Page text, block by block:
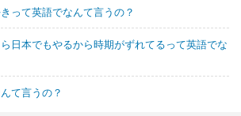
って英語でなんて言うの？
日本でもやるから時期がずれてるって英語でな
て言うの？